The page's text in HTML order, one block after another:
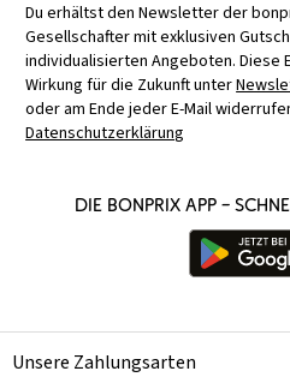
Du erhältst den Newsletter der
Gesellschafter mit exklusiven
individualisierten Angeboten. Diese
Wirkung für die Zukunft unter
oder am Ende jeder E-Mail
Datenschutzerklärung
Die bonprix App –
Unsere Zahlungsarten